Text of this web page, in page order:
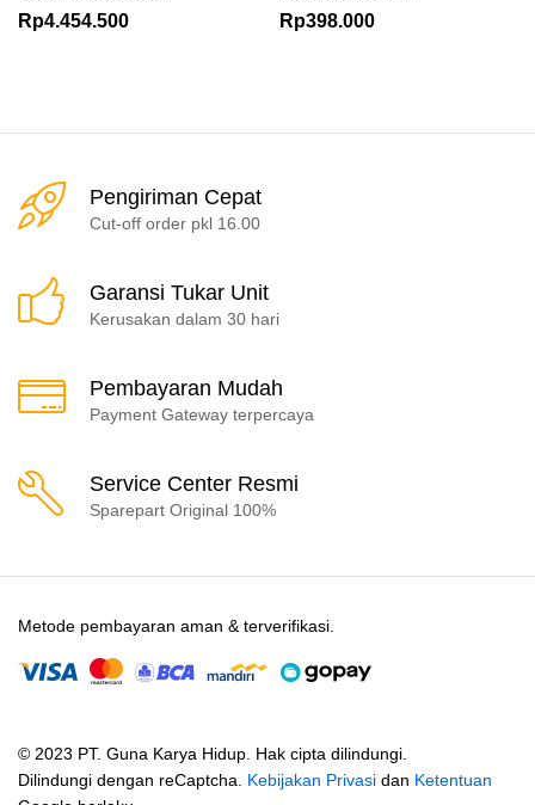
Rp4.454.500 Rp398.000
Pengiriman Cepat
Cut-off order pkl 16.00
Garansi Tukar Unit
Kerusakan dalam 30 hari
Pembayaran Mudah
Payment Gateway terpercaya
Service Center Resmi
Sparepart Original 100%
© 2023 PT. Guna Karya Hidup. Hak cipta dilindungi.
Dilindungi dengan reCaptcha. Kebijakan Privasi dan Ketentuan
Metode pembayaran aman & terverifikasi.